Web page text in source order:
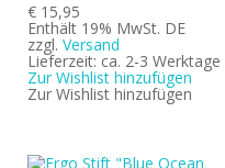
€ 15,95
Enthält 19% MwSt. DE
zzgl.Versand
Lieferzeit: ca. 2-3 Werktage
Zur Wishlist hinzufügen
Zur Wishlist hinzufügen